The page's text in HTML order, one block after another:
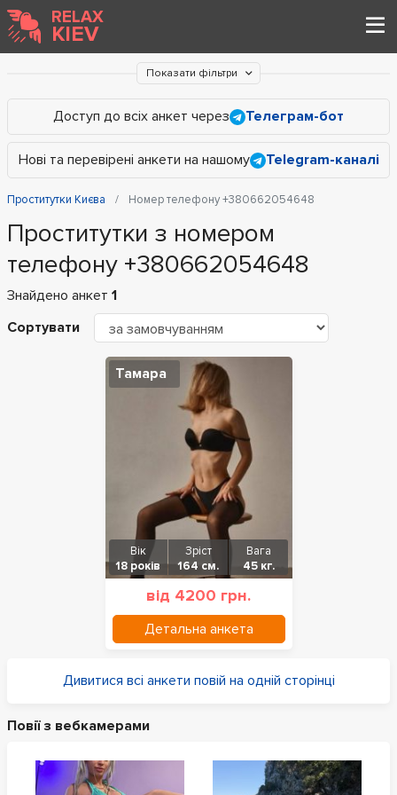
RELAX
KIEV
Показати фільтри
Доступ до всіх анкет через Телеграм-бот
Нові та перевірені анкети на нашому Telegram-каналі
Проститутки Києва Номер телефону +380662054648
Проститутки з номером
телефону +380662054648
Знайдено анкет 1
Сортувати
Тамара
Вік
18 років
Зріст
164 см.
Вага
45 кг.
від 4200 грн.
Детальна анкета
Дивитися всі анкети повій на одній сторінці
Повії з вебкамерами